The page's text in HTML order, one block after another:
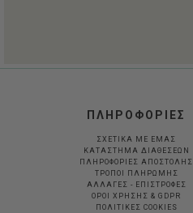
ΠΛΗΡΟΦΟΡΙΕΣ
ΣΧΕΤΙΚΑ ΜΕ ΕΜΑΣ
ΚΑΤΑΣΤΗΜΑ ΔΙΑΘΕΣΕΩΝ
ΠΛΗΡΟΦΟΡΙΕΣ ΑΠΟΣΤΟΛΗΣ
ΤΡΟΠΟΙ ΠΛΗΡΩΜΗΣ
ΑΛΛΑΓΕΣ - ΕΠΙΣΤΡΟΦΕΣ
ΟΡΟΙ ΧΡΗΣΗΣ & GDPR
ΠΟΛΙΤΙΚΕΣ COOKIES